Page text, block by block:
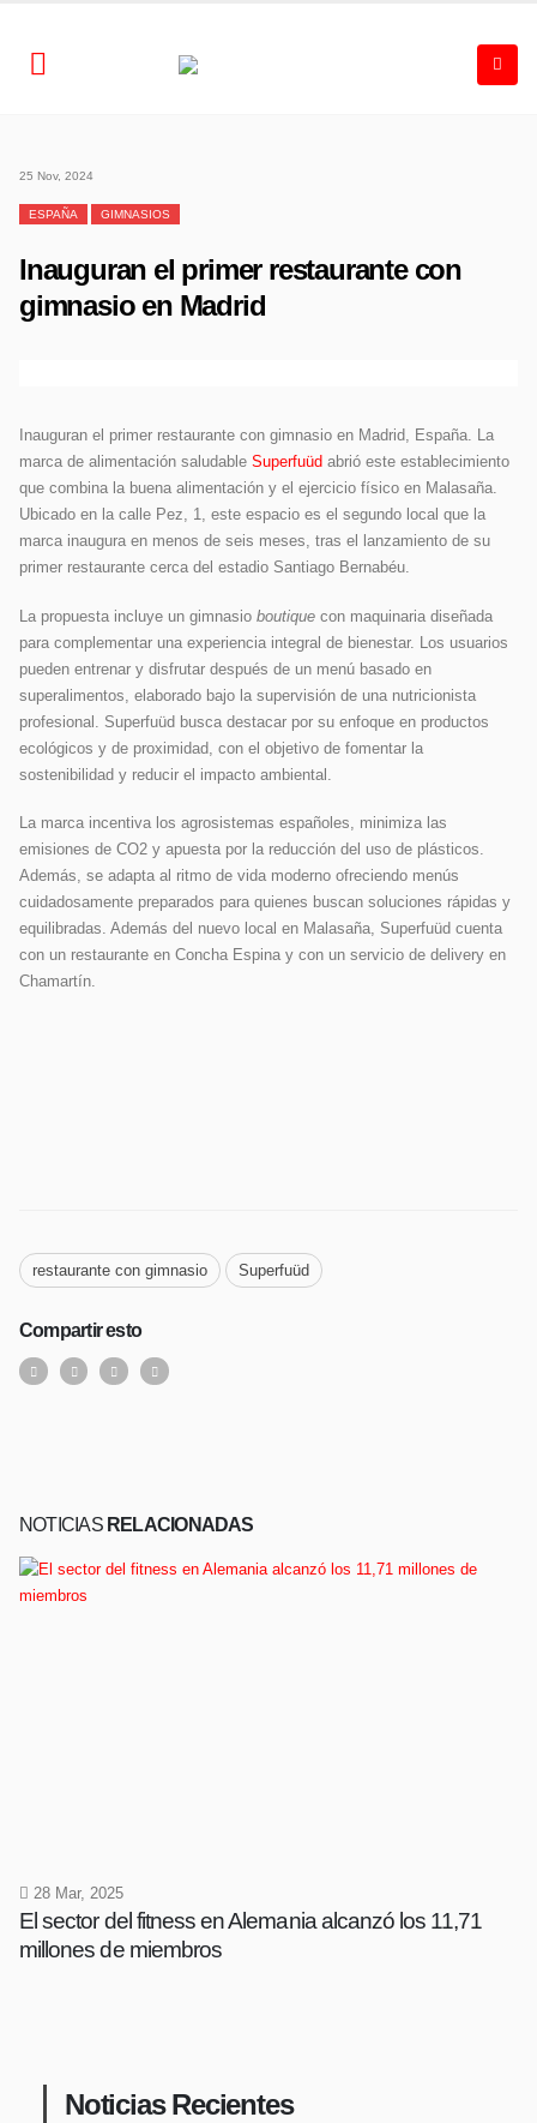
25 Nov, 2024
ESPAÑA GIMNASIOS
Inauguran el primer restaurante con
gimnasio en Madrid
Inauguran el primer restaurante con gimnasio en Madrid, España. La
marca de alimentación saludable Superfuüd abrió este establecimiento
que combina la buena alimentación y el ejercicio físico en Malasaña.
Ubicado en la calle Pez, 1, este espacio es el segundo local que la
marca inaugura en menos de seis meses, tras el lanzamiento de su
primer restaurante cerca del estadio Santiago Bernabéu.
La propuesta incluye un gimnasio boutique con maquinaria diseñada
para complementar una experiencia integral de bienestar. Los usuarios
pueden entrenar y disfrutar después de un menú basado en
superalimentos, elaborado bajo la supervisión de una nutricionista
profesional. Superfuüd busca destacar por su enfoque en productos
ecológicos y de proximidad, con el objetivo de fomentar la
sostenibilidad y reducir el impacto ambiental.
La marca incentiva los agrosistemas españoles, minimiza las
emisiones de CO2 y apuesta por la reducción del uso de plásticos.
Además, se adapta al ritmo de vida moderno ofreciendo menús
cuidadosamente preparados para quienes buscan soluciones rápidas y
equilibradas. Además del nuevo local en Malasaña, Superfuüd cuenta
con un restaurante en Concha Espina y con un servicio de delivery en
Chamartín.
restaurante con gimnasio Superfuüd
Compartir esto
NOTICIAS RELACIONADAS
28 Mar, 2025
El sector del fitness en Alemania alcanzó los 11,71
millones de miembros
Noticias Recientes